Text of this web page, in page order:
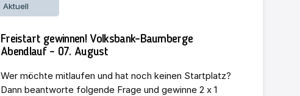
Aktuell
Freistart gewinnen! Volksbank-Baumberge
Abendlauf – 07. August
Wer möchte mitlaufen und hat noch keinen Startplatz?
Dann beantworte folgende Frage und gewinne 2 x 1